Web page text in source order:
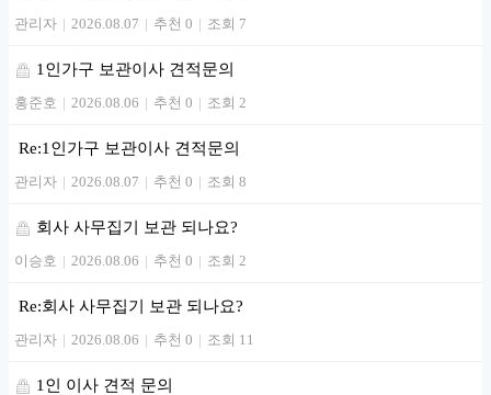
관리자 | 2026.08.07 | 추천 0 | 조회 7
1인가구 보관이사 견적문의
홍준호 | 2026.08.06 | 추천 0 | 조회 2
Re:1인가구 보관이사 견적문의
관리자 | 2026.08.07 | 추천 0 | 조회 8
회사 사무집기 보관 되나요?
이승호 | 2026.08.06 | 추천 0 | 조회 2
Re:회사 사무집기 보관 되나요?
관리자 | 2026.08.06 | 추천 0 | 조회 11
1인 이사 견적 문의